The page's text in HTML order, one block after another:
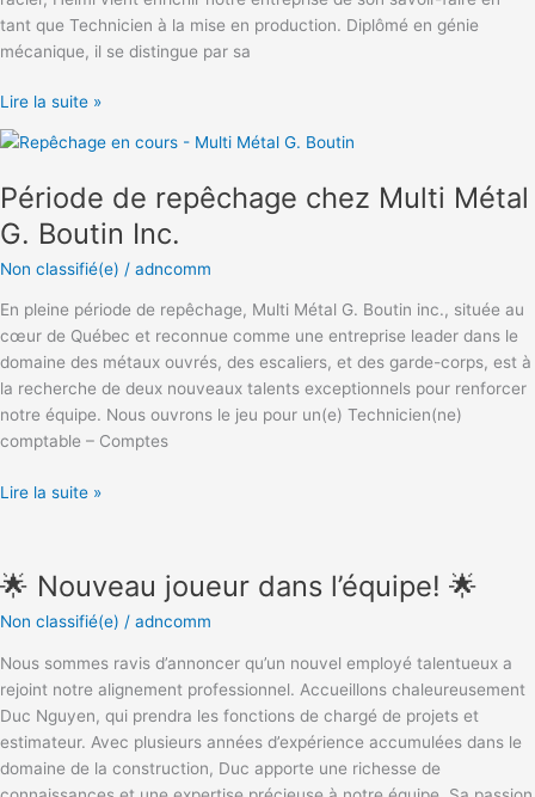
tant que Technicien à la mise en production. Diplômé en génie
mécanique, il se distingue par sa
Lire la suite »
Période de repêchage chez Multi Métal
G. Boutin Inc.
Non classifié(e) / adncomm
En pleine période de repêchage, Multi Métal G. Boutin inc., située au
cœur de Québec et reconnue comme une entreprise leader dans le
domaine des métaux ouvrés, des escaliers, et des garde-corps, est à
la recherche de deux nouveaux talents exceptionnels pour renforcer
notre équipe. Nous ouvrons le jeu pour un(e) Technicien(ne)
comptable – Comptes
Période
repêchage
chez
Multi
Métal
Boutin
Lire la suite »
🌟 Nouveau joueur dans l’équipe! 🌟
Non classifié(e) / adncomm
Nous sommes ravis d’annoncer qu’un nouvel employé talentueux a
rejoint notre alignement professionnel. Accueillons chaleureusement
Duc Nguyen, qui prendra les fonctions de chargé de projets et
estimateur. Avec plusieurs années d’expérience accumulées dans le
domaine de la construction, Duc apporte une richesse de
joueur
🌟